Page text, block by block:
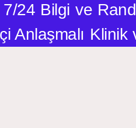
7/24 Bilgi ve
Anlaşmalı Klinik